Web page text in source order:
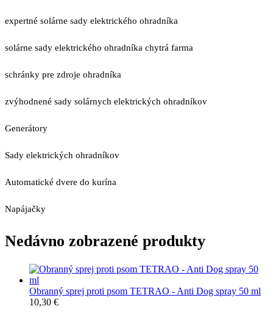
expertné solárne sady elektrického ohradníka
solárne sady elektrického ohradníka chytrá farma
schránky pre zdroje ohradníka
zvýhodnené sady solárnych elektrických ohradníkov
Generátory
Sady elektrických ohradníkov
Automatické dvere do kurína
Napájačky
Nedávno zobrazené produkty
Obranný sprej proti psom TETRAO - Anti Dog spray 50 ml
10,30 €